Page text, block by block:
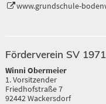
www.grundschule-
Förderverein SV
Winni Obermeier
1. Vorsitzender
Friedhofstraße 7
92442 Wackersdorf